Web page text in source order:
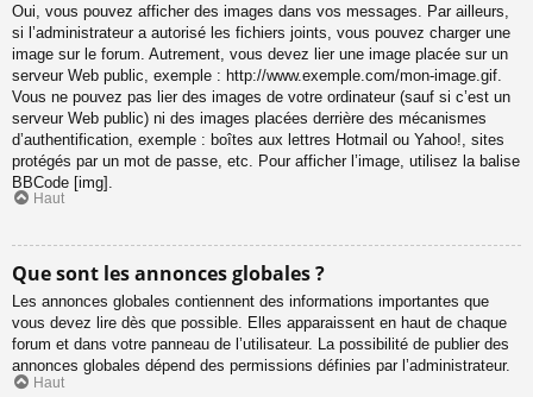
Oui, vous pouvez afficher des images dans vos messages. Par ailleurs,
si l’administrateur a autorisé les fichiers joints, vous pouvez charger une
image sur le forum. Autrement, vous devez lier une image placée sur un
serveur Web public, exemple : http://www.exemple.com/mon-image.gif.
Vous ne pouvez pas lier des images de votre ordinateur (sauf si c’est un
serveur Web public) ni des images placées derrière des mécanismes
d’authentification, exemple : boîtes aux lettres Hotmail ou Yahoo!, sites
protégés par un mot de passe, etc. Pour afficher l’image, utilisez la balise
BBCode [img].
Haut
Que sont les annonces globales ?
Les annonces globales contiennent des informations importantes que
vous devez lire dès que possible. Elles apparaissent en haut de chaque
forum et dans votre panneau de l’utilisateur. La possibilité de publier des
annonces globales dépend des permissions définies par l’administrateur.
Haut